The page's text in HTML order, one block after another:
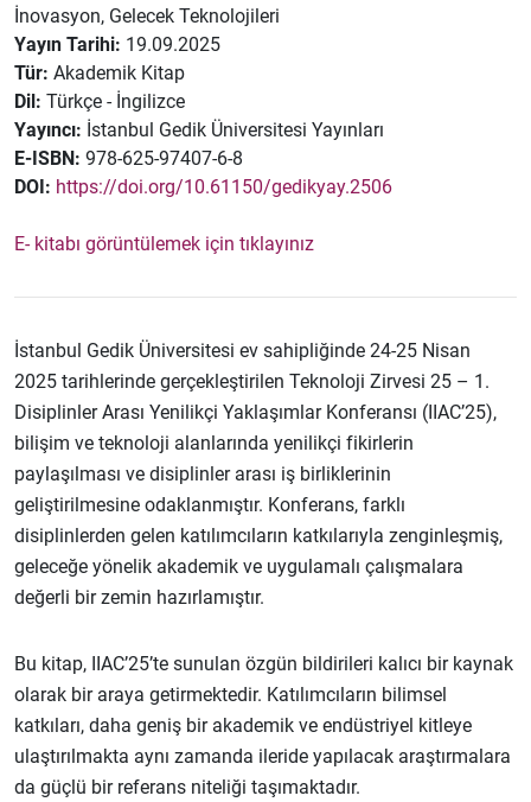
İnovasyon, Gelecek Teknolojileri
Yayın Tarihi: 19.09.2025
Tür: Akademik Kitap
Dil: Türkçe - İngilizce
Yayıncı: İstanbul Gedik Üniversitesi Yayınları
E-ISBN: 978-625-97407-6-8
DOI: https://doi.org/10.61150/gedikyay.2506
E- kitabı görüntülemek için tıklayınız
İstanbul Gedik Üniversitesi ev sahipliğinde 24-25 Nisan
2025 tarihlerinde gerçekleştirilen Teknoloji Zirvesi 25 – 1.
Disiplinler Arası Yenilikçi Yaklaşımlar Konferansı (IIAC’25),
bilişim ve teknoloji alanlarında yenilikçi fikirlerin
paylaşılması ve disiplinler arası iş birliklerinin
geliştirilmesine odaklanmıştır. Konferans, farklı
disiplinlerden gelen katılımcıların katkılarıyla zenginleşmiş,
geleceğe yönelik akademik ve uygulamalı çalışmalara
değerli bir zemin hazırlamıştır.
Bu kitap, IIAC’25’te sunulan özgün bildirileri kalıcı bir kaynak
olarak bir araya getirmektedir. Katılımcıların bilimsel
katkıları, daha geniş bir akademik ve endüstriyel kitleye
ulaştırılmakta aynı zamanda ileride yapılacak araştırmalara
da güçlü bir referans niteliği taşımaktadır.